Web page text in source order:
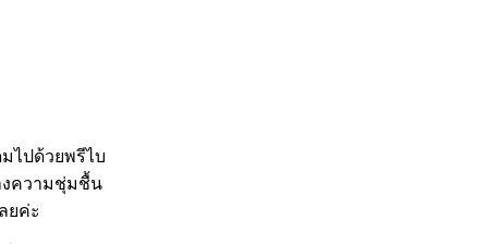
ไปด้วยพรีไบ
งความชุ่มชื้น
ยค่ะ